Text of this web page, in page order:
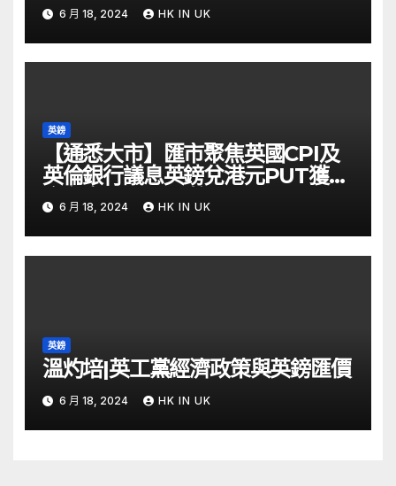
6 月 18, 2024 HK IN UK
英鎊
【通悉大市】匯市聚焦英國CPI及
英倫銀行議息英鎊兌港元PUT獲資
金留意 – Now 財經
6 月 18, 2024 HK IN UK
英鎊
溫灼培|英工黨經濟政策與英鎊匯價
6 月 18, 2024 HK IN UK